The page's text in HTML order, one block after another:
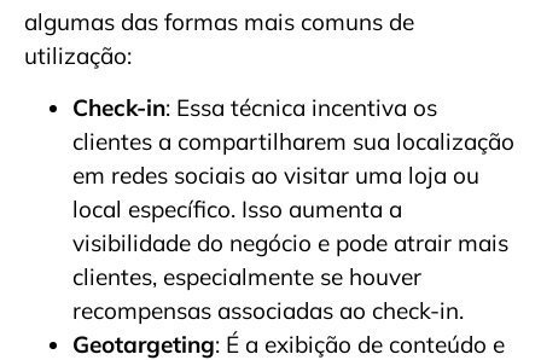
algumas das formas mais comuns de
utilização:
Check-in: Essa técnica incentiva os
clientes a compartilharem sua localização
em redes sociais ao visitar uma loja ou
local específico. Isso aumenta a
visibilidade do negócio e pode atrair mais
clientes, especialmente se houver
recompensas associadas ao check-in.
Geotargeting: É a exibição de conteúdo e